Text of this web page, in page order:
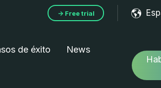
→ Free trial
de éxito News